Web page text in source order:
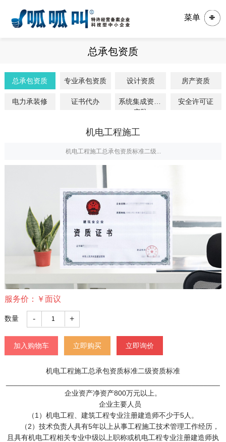
菜单
总承包资质
总承包资质 专业承包资质 设计资质 房产资质
电力承装修 证书代办
系统集成资质/
安防
安全许可证
机电工程施工
机电工程施工总承包资质标准二级...
服务价： ￥面议
数量 - +
加入购物车 立即购买 立即询价
机电工程施工总承包资质标准二级资质标准
企业资产 净资产800万元以上。
企业主要人员
（1）机电工程、建筑工程专业注册建造师不少于5人。
（2）技术负责人具有5年以上从事工程施工技术管理工作经历，
且具有机电工程相关专业中级以上职称或机电工程专业注册建造师执